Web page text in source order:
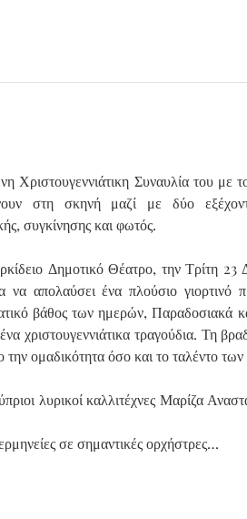
Χριστουγεννιάτικη Συναυλία του
στη σκηνή μαζί με δύο
συγκίνησης και φωτός.
Δημοτικό Θέατρο, την Τρίτη 23
να απολαύσει ένα πλούσιο γιορτινό
βάθος των ημερών, Παραδοσιακά
χριστουγεννιάτικα τραγούδια. Τη
ομαδικότητα όσο και το ταλέντο
λυρικοί καλλιτέχνες Μαρίζα
σε σημαντικές ορχήστρες…